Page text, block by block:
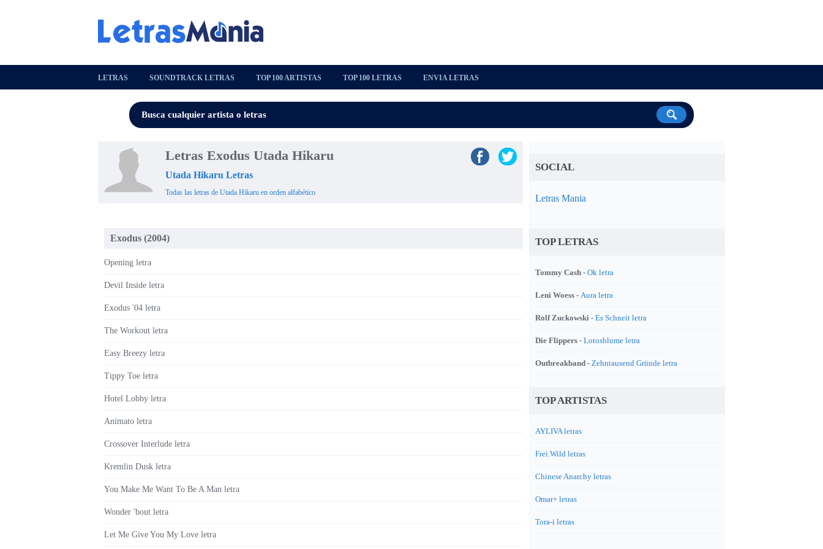
LETRAS SOUNDTRACK LETRAS TOP 100 ARTISTAS TOP 100 LETRAS ENVIA LETRAS
Letras Exodus Utada Hikaru
Utada Hikaru Letras
Todas las letras de Utada Hikaru en orden alfabético
Exodus (2004)
Opening letra
Devil Inside letra
Exodus '04 letra
The Workout letra
Easy Breezy letra
Tippy Toe letra
Hotel Lobby letra
Animato letra
Crossover Interlude letra
Kremlin Dusk letra
You Make Me Want To Be A Man letra
Wonder 'bout letra
Let Me Give You My Love letra
SOCIAL
Letras Mania
TOP LETRAS
Tommy Cash - Ok letra
Leni Woess - Aura letra
Rolf Zuckowski - Es Schneit letra
Die Flippers - Lotosblume letra
Outbreakband - Zehntausend Gründe letra
TOP ARTISTAS
AYLIVA letras
Frei.Wild letras
Chinese Anarchy letras
Omar+ letras
Tora-i letras